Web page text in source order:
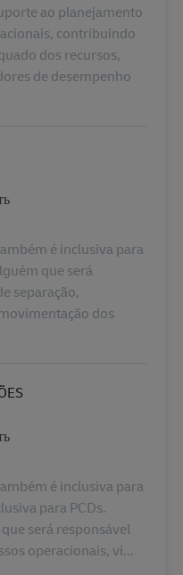
ao planejamento
contribuindo
dos recursos,
de desempenho
é inclusiva para
que será
separação,
dos
é inclusiva para
para PCDs.
será responsável
operacionais, vi...